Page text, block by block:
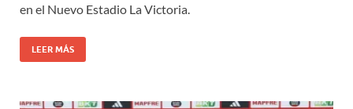
en el Nuevo Estadio La Victoria.
LEER MÁS